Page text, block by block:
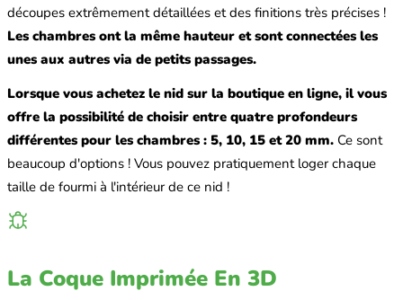
découpes extrêmement détaillées et des finitions très précises !
Les chambres ont la même hauteur et sont connectées les
unes aux autres via de petits passages.
Lorsque vous achetez le nid sur la boutique en ligne, il vous
offre la possibilité de choisir entre quatre profondeurs
différentes pour les chambres : 5, 10, 15 et 20 mm. Ce sont
beaucoup d'options ! Vous pouvez pratiquement loger chaque
taille de fourmi à l'intérieur de ce nid !
La Coque Imprimée En 3D